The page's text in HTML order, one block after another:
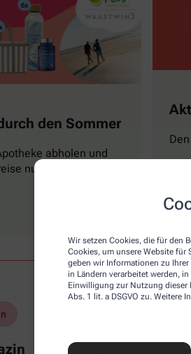
Wir setzen Cookies, die für den
Cookies, um unsere Website
geben wir Informationen zu
in Ländern verarbeitet werden,
Einwilligung zur Nutzung dieser
Abs. 1 lit. a DSGVO zu. Weitere
den Sommer
abholen und
nutzen